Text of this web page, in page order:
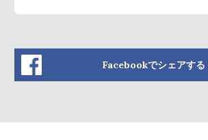
Facebookでシェアする